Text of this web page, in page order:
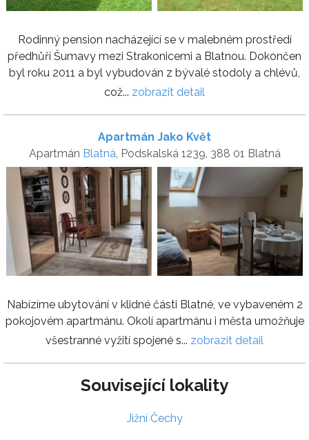
Rodinný pension nacházející se v malebném prostředí
předhůří Šumavy mezi Strakonicemi a Blatnou. Dokončen
byl roku 2011 a byl vybudován z bývalé stodoly a chlévů,
což... zobrazit detail
Apartmán Jako Květ
Apartmán Blatná, Podskalská 1239, 388 01 Blatná
Nabízíme ubytování v klidné části Blatné, ve vybaveném 2
pokojovém apartmánu. Okolí apartmánu i města umožňuje
všestranné vyžití spojené s... zobrazit detail
Související lokality
Jižní Čechy